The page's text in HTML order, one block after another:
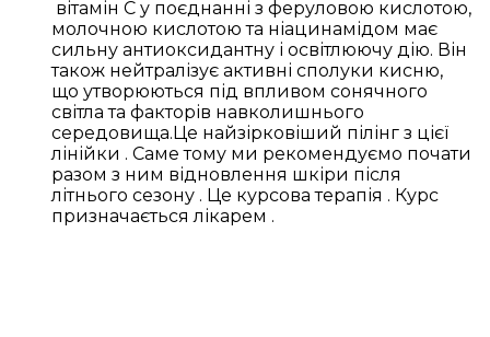
вітамін С у поєднанні з феруловою кислотою,
молочною кислотою та ніацинамідом має
сильну антиоксидантну і освітлюючу дію. Він
також нейтралізує активні сполуки кисню,
що утворюються під впливом сонячного
світла та факторів навколишнього
середовища.Це найзірковіший пілінг з цієї
лінійки . Саме тому ми рекомендуємо почати
разом з ним відновлення шкіри після
літнього сезону . Це курсова терапія . Курс
призначається лікарем .